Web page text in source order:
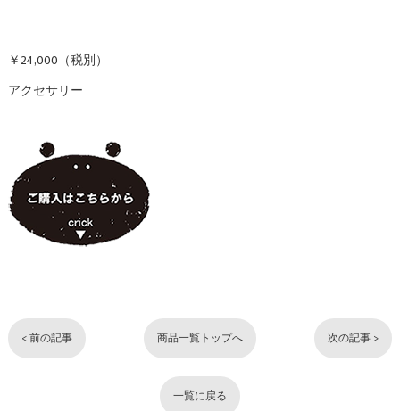
￥24,000（税別）
アクセサリー
< 前の記事 商品一覧トップへ 次の記事 >
一覧に戻る